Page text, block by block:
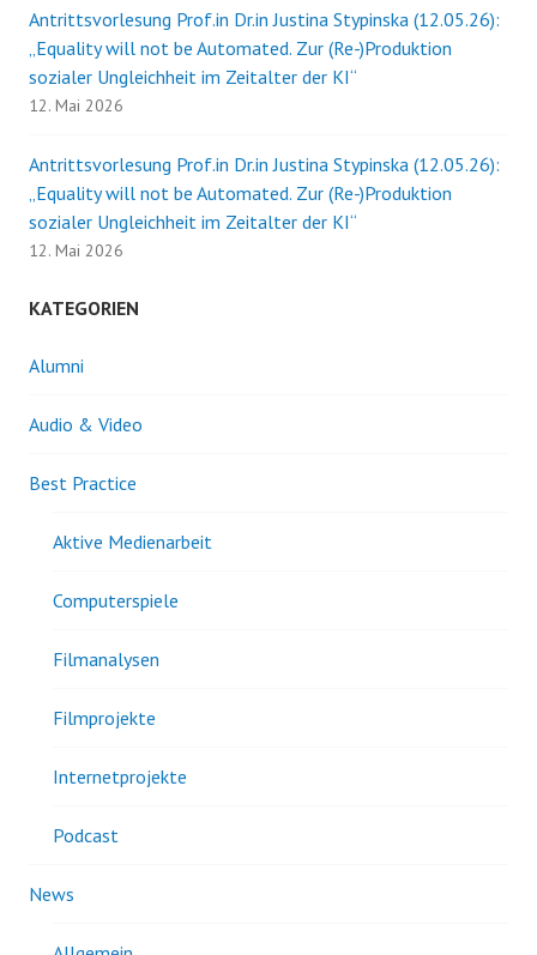
Antrittsvorlesung Prof.in Dr.in Justina Stypinska (12.05.26):
„Equality will not be Automated. Zur (Re-)Produktion
sozialer Ungleichheit im Zeitalter der KI“
12. Mai 2026
Antrittsvorlesung Prof.in Dr.in Justina Stypinska (12.05.26):
„Equality will not be Automated. Zur (Re-)Produktion
sozialer Ungleichheit im Zeitalter der KI“
12. Mai 2026
KATEGORIEN
Alumni
Audio & Video
Best Practice
Aktive Medienarbeit
Computerspiele
Filmanalysen
Filmprojekte
Internetprojekte
Podcast
News